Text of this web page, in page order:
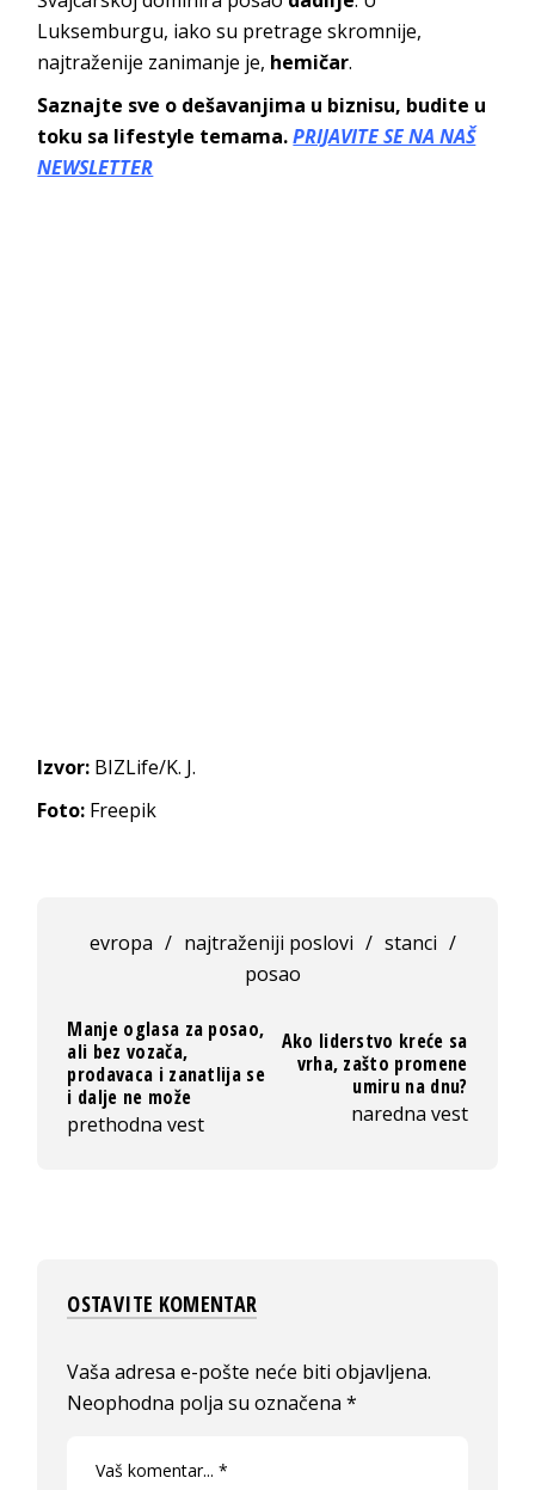
Luksemburgu, iako su pretrage skromnije,
najtraženije zanimanje je, hemičar.
Saznajte sve o dešavanjima u biznisu, budite u
toku sa lifestyle temama.PRIJAVITE SE NA NAŠ
NEWSLETTER
Izvor: BIZLife/K. J.
Foto: Freepik
evropa / najtraženiji poslovi / stanci /
posao
Manje oglasa za posao,
ali bez vozača,
prodavaca i zanatlija se
i dalje ne može
prethodna vest
Ako liderstvo kreće sa
vrha, zašto promene
umiru na dnu?
naredna vest
OSTAVITE KOMENTAR
Vaša adresa e-pošte neće biti objavljena.
Neophodna polja su označena*